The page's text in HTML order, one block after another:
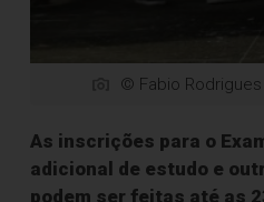
© Fabio
As inscrições para o
adicional de estudo e
podem ser feitas até as